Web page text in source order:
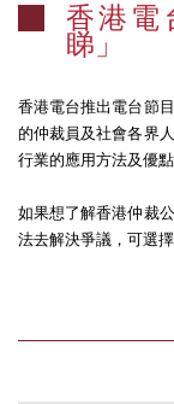
香港電
睇」
香港電台推出電台節
的仲裁員及社會各界
行業的應用方法及優點
如果想了解香港仲裁
法去解決爭議，可選